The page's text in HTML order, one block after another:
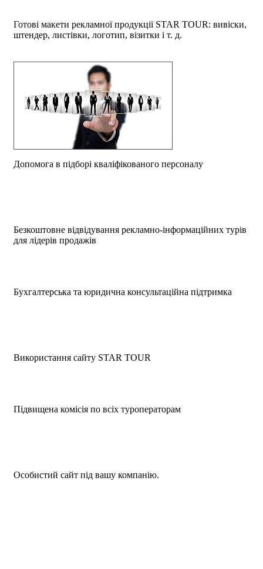
Готові макети рекламної продукції STAR TOUR: вивіски,
штендер, листівки, логотип, візитки і т. д.
Допомога в підборі кваліфікованого персоналу
Безкоштовне відвідування рекламно-інформаційних турів
для лідерів продажів
Бухгалтерська та юридична консультаційна підтримка
Використання сайту STAR TOUR
Підвищена комісія по всіх туроператорам
Особистий сайт під вашу компанію.